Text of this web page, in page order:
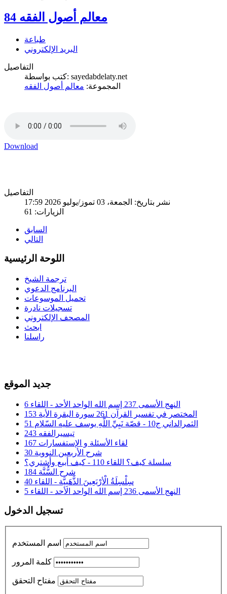
معالم أصول الفقه 84
طباعة
البريد الإلكتروني
التفاصيل
كتب بواسطة: sayedabdelaty.net
المجموعة: معالم أصول الفقه
Download
التفاصيل
نشر بتاريخ: الجمعة، 03 تموز/يوليو 2026 17:59
الزيارات: 61
السابق
التالي
اللوحة الرئيسية
ترجمة الشيخ
البرنامج الدعوي
تحميل الموسوعات
تسجيلات نادرة
المصحف الإلكتروني
ابحث
راسلنا
جديد الموقع
النهج الأسمى 237 إسم الله الواحد الأحد - اللقاء 6
المختصر في تفسير القرآن 261 سورة البقرة الأية 153
الثمرالداني ج10 - قصّة نَبِيِّ اللَّهِ يوسف عليه السّلام 51
تيسيرالفقه 243
لقاء الأسئلة و الإستفسارات 167
شرح الأربعين النووية 30
سلسلة كيف؟ اللقاء 110 - كيف أبيع وأشتري؟
شرح السُّنَّة 184
سِلْسِلَةُ الْأرْبَعِينَ الذَّهَبِيَّة - اللقاء 40
النهج الأسمى 236 إسم الله الواحد الأحد - اللقاء 5
تسجيل الدخول
اسم المستخدم
كلمة المرور
مفتاح التحقق